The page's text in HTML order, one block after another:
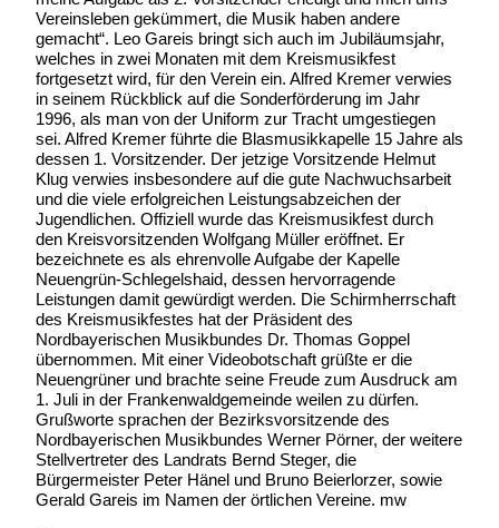
Vereinsleben gekümmert, die Musik haben andere
gemacht“. Leo Gareis bringt sich auch im Jubiläumsjahr,
welches in zwei Monaten mit dem Kreismusikfest
fortgesetzt wird, für den Verein ein. Alfred Kremer verwies
in seinem Rückblick auf die Sonderförderung im Jahr
1996, als man von der Uniform zur Tracht umgestiegen
sei. Alfred Kremer führte die Blasmusikkapelle 15 Jahre als
dessen 1. Vorsitzender. Der jetzige Vorsitzende Helmut
Klug verwies insbesondere auf die gute Nachwuchsarbeit
und die viele erfolgreichen Leistungsabzeichen der
Jugendlichen. Offiziell wurde das Kreismusikfest durch
den Kreisvorsitzenden Wolfgang Müller eröffnet. Er
bezeichnete es als ehrenvolle Aufgabe der Kapelle
Neuengrün-Schlegelshaid, dessen hervorragende
Leistungen damit gewürdigt werden. Die Schirmherrschaft
des Kreismusikfestes hat der Präsident des
Nordbayerischen Musikbundes Dr. Thomas Goppel
übernommen. Mit einer Videobotschaft grüßte er die
Neuengrüner und brachte seine Freude zum Ausdruck am
1. Juli in der Frankenwaldgemeinde weilen zu dürfen.
Grußworte sprachen der Bezirksvorsitzende des
Nordbayerischen Musikbundes Werner Pörner, der weitere
Stellvertreter des Landrats Bernd Steger, die
Bürgermeister Peter Hänel und Bruno Beierlorzer, sowie
Gerald Gareis im Namen der örtlichen Vereine. mw